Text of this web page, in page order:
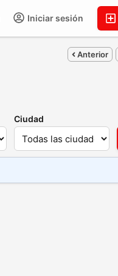
Iniciar sesión
Anterior
Ciudad